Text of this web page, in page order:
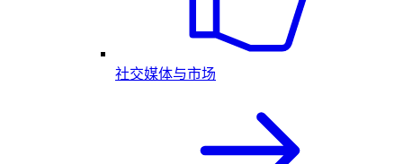
社交媒体与市场